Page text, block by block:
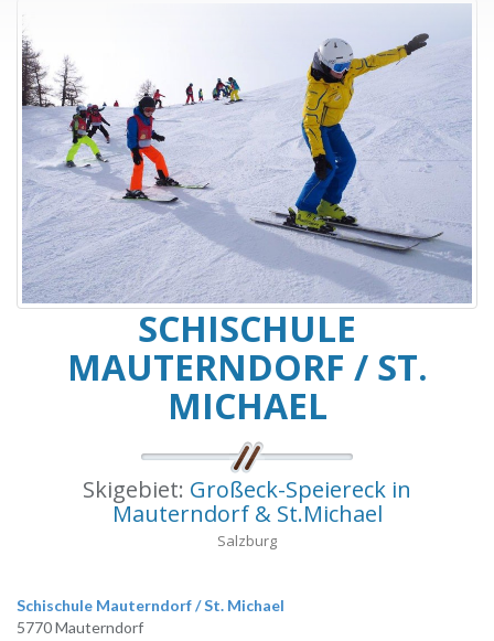
SCHISCHULE
MAUTERNDORF / ST.
MICHAEL
Skigebiet: Großeck-Speiereck in
Mauterndorf & St.Michael
Salzburg
Schischule Mauterndorf / St. Michael
5770 Mauterndorf